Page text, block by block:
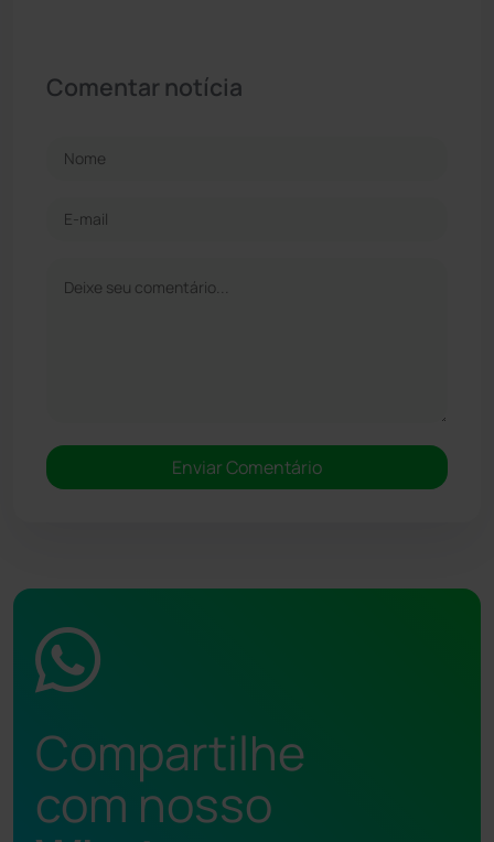
Comentar notícia
Compartilhe
com nosso